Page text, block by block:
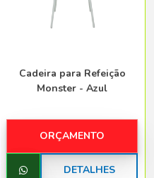
Cadeira para Refeição
Monster - Azul
ORÇAMENTO
DETALHES